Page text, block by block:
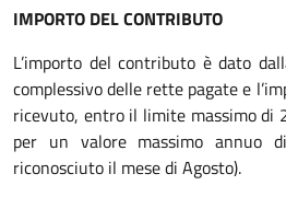
IMPORTO DEL CONTRIBUTO
L’importo del contributo è dato
complessivo delle rette pagate e
ricevuto, entro il limite massimo di
per un valore massimo annuo
riconosciuto il mese di Agosto).